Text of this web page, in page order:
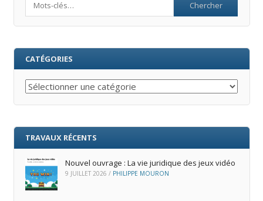
CATÉGORIES
Catégories
TRAVAUX RÉCENTS
Nouvel ouvrage : La vie juridique des jeux vidéo
9 JUILLET 2026 / PHILIPPE MOURON